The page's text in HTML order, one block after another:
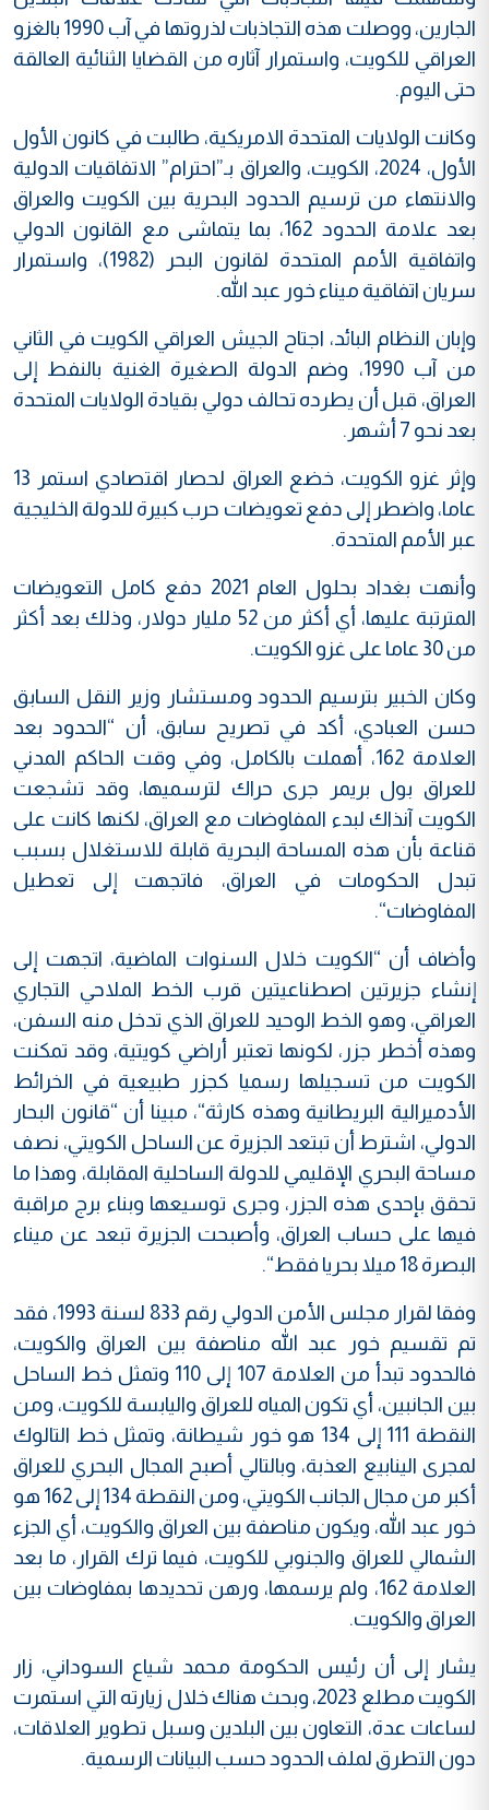
الجارين، ووصلت هذه التجاذبات لذروتها في آب 1990 بالغزو
العراقي للكويت، واستمرار آثاره من القضايا الثنائية العالقة
حتى اليوم.
وكانت الولايات المتحدة الامريكية، طالبت في كانون الأول
الأول، 2024، الكويت، والعراق بـ”احترام” الاتفاقيات الدولية
والانتهاء من ترسيم الحدود البحرية بين الكويت والعراق
بعد علامة الحدود 162، بما يتماشى مع القانون الدولي
واتفاقية الأمم المتحدة لقانون البحر (1982)، واستمرار
سريان اتفاقية ميناء خور عبد الله.
وإبان النظام البائد، اجتاح الجيش العراقي الكويت في الثاني
من آب 1990، وضم الدولة الصغيرة الغنية بالنفط إلى
العراق، قبل أن يطرده تحالف دولي بقيادة الولايات المتحدة
بعد نحو 7 أشهر.
وإثر غزو الكويت، خضع العراق لحصار اقتصادي استمر 13
عاما، واضطر إلى دفع تعويضات حرب كبيرة للدولة الخليجية
عبر الأمم المتحدة.
وأنهت بغداد بحلول العام 2021 دفع كامل التعويضات
المترتبة عليها، أي أكثر من 52 مليار دولار، وذلك بعد أكثر
من 30 عاما على غزو الكويت.
وكان الخبير بترسيم الحدود ومستشار وزير النقل السابق
حسن العبادي، أكد في تصريح سابق، أن “الحدود بعد
العلامة 162، أهملت بالكامل، وفي وقت الحاكم المدني
للعراق بول بريمر جرى حراك لترسميها، وقد تشجعت
الكويت آنذاك لبدء المفاوضات مع العراق، لكنها كانت على
قناعة بأن هذه المساحة البحرية قابلة للاستغلال بسبب
تبدل الحكومات في العراق، فاتجهت إلى تعطيل
المفاوضات“.
وأضاف أن “الكويت خلال السنوات الماضية، اتجهت إلى
إنشاء جزيرتين اصطناعيتين قرب الخط الملاحي التجاري
العراقي، وهو الخط الوحيد للعراق الذي تدخل منه السفن،
وهذه أخطر جزر، لكونها تعتبر أراضي كويتية، وقد تمكنت
الكويت من تسجيلها رسميا كجزر طبيعية في الخرائط
الأدميرالية البريطانية وهذه كارثة“، مبينا أن “قانون البحار
الدولي، اشترط أن تبتعد الجزيرة عن الساحل الكويتي، نصف
مساحة البحري الإقليمي للدولة الساحلية المقابلة، وهذا ما
تحقق بإحدى هذه الجزر، وجرى توسيعها وبناء برج مراقبة
فيها على حساب العراق، وأصبحت الجزيرة تبعد عن ميناء
البصرة 18 ميلا بحريا فقط“.
وفقا لقرار مجلس الأمن الدولي رقم 833 لسنة 1993، فقد
تم تقسيم خور عبد الله مناصفة بين العراق والكويت،
فالحدود تبدأ من العلامة 107 إلى 110 وتمثل خط الساحل
بين الجانبين، أي تكون المياه للعراق واليابسة للكويت، ومن
النقطة 111 إلى 134 هو خور شيطانة، وتمثل خط التالوك
لمجرى الينابيع العذبة، وبالتالي أصبح المجال البحري للعراق
أكبر من مجال الجانب الكويتي، ومن النقطة 134 إلى 162 هو
خور عبد الله، ويكون مناصفة بين العراق والكويت، أي الجزء
الشمالي للعراق والجنوبي للكويت، فيما ترك القرار، ما بعد
العلامة 162، ولم يرسمها، ورهن تحديدها بمفاوضات بين
العراق والكويت.
يشار إلى أن رئيس الحكومة محمد شياع السوداني، زار
الكويت مطلع 2023، وبحث هناك خلال زيارته التي استمرت
لساعات عدة، التعاون بين البلدين وسبل تطوير العلاقات،
دون التطرق لملف الحدود حسب البيانات الرسمية.